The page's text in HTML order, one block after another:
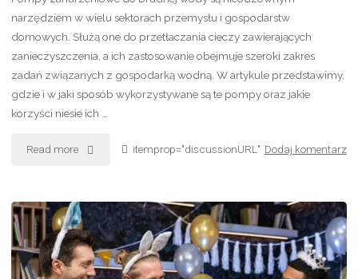
narzędziem w wielu sektorach przemysłu i gospodarstw
domowych. Służą one do przetłaczania cieczy zawierających
zanieczyszczenia, a ich zastosowanie obejmuje szeroki zakres
zadań związanych z gospodarką wodną. W artykule przedstawimy,
gdzie i w jaki sposób wykorzystywane są te pompy oraz jakie
korzyści niesie ich …
Read more "Gdzie
są
pompy
zanurzeniowe
itemprop="discussionURL" Dodaj komentarz